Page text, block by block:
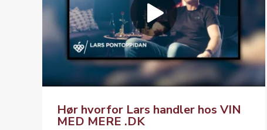
Hør hvorfor Lars handler hos VIN
MED MERE .DK